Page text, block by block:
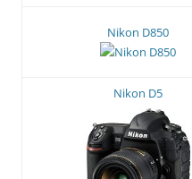
Nikon D850
Nikon D5